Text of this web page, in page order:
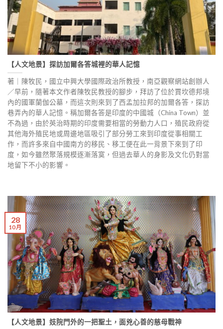
【人文地景】探訪加爾各答城裡的華人記憶
著｜陳牧民，國立中興大學國際政治所教授，南亞觀察網站創辦人
／早前，隨著本文作者陳牧民教授的腳步，拜訪了位於賈坎德邦境
內的國軍蘭伽公墓，而這次則來到了西孟加拉邦的加爾各答，探訪
巷弄內的華人記憶。稱加爾各答是印度的中國城（China Town）並
不為過，由於英治時期的印度需要相當的勞動力人口，殖民政府從
其他海外殖民地或周邊地區吸引了部分勞工來到印度從事相關工
作，而許多來自中國南方的移民、移工便在此一背景下來到了印
度，如今雖然聚落規模逐漸落寞，但過去華人的身影及文化仍對當
地留下不小的影響。
【人文地景】妓院門外的一把聖土，面兇心善的慈母戰神
28
10 月